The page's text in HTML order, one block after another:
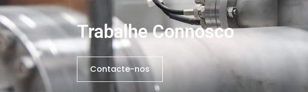
Trabalhe Connosco
Contacte-nos